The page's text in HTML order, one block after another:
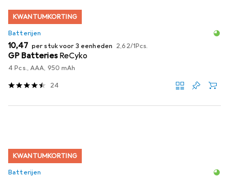
KWANTUMKORTING
Batterijen
EUR
10,47 per stuk voor 3 eenheden EUR
2,62/1Pcs.
GP Batteries ReCyko
4 Pcs., AAA, 950 mAh
24
KWANTUMKORTING
Batterijen